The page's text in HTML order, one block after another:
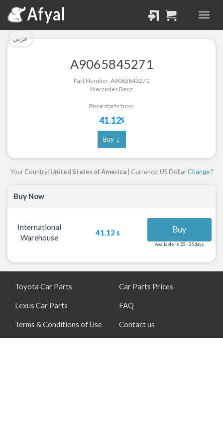
عربي
A9065845271
Part Number: A9065845271
Mercedes Benz
Price starts from
41.12$
Buy ↓
Your Country:United States of America| Currency: US DollarChange ?
Buy Now
International
Warehouse
41.12 $ Buy
Available in 23 - 25 days
تم إضافة القطعة بنجاح.
Part Successfully
Selected
تم إضافة القطعة للسلة
بنجاح.
Part Added to Cart
Toyota Car Parts
Lexus Car Parts
Terms & Conditions of Use
Car Parts Prices
FAQ
Contact us